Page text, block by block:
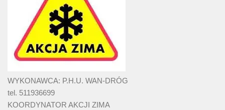
WYKONAWCA: P.H.U. WAN-DRÓG
tel. 511936699
KOORDYNATOR AKCJI ZIMA